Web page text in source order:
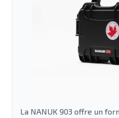
La NANUK 903 offre un